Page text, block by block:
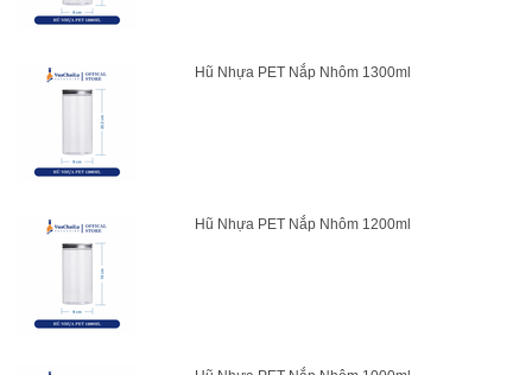
Hũ Nhựa PET Nắp Nhôm 1300ml
Hũ Nhựa PET Nắp Nhôm 1200ml